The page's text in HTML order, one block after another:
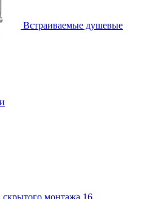
Встраиваемые душевые
скрытого монтажа 16